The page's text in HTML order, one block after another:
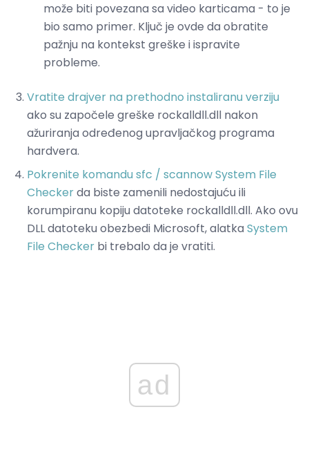
može biti povezana sa video karticama - to je
bio samo primer. Ključ je ovde da obratite
pažnju na kontekst greške i ispravite
probleme.
Vratite drajver na prethodno instaliranu verziju
ako su započele greške rockalldll.dll nakon
ažuriranja određenog upravljačkog programa
hardvera.
Pokrenite komandu sfc / scannow System File
Checkerda biste zamenili nedostajuću ili
korumpiranu kopiju datoteke rockalldll.dll. Ako ovu
DLL datoteku obezbedi Microsoft, alatka System
File Checker bi trebalo da je vratiti.
ad